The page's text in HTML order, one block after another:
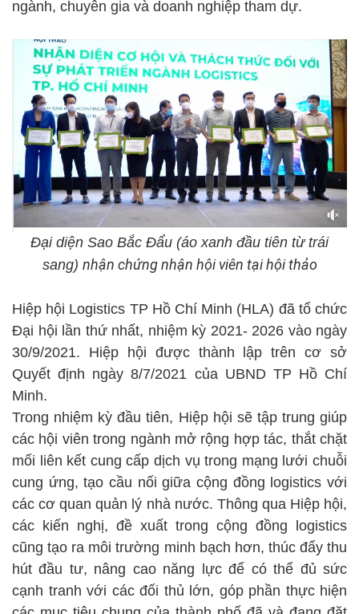
ngành, chuyên gia và doanh nghiệp tham dự.
Đại diện Sao Bắc Đẩu (áo xanh đầu tiên từ trái
sang) nhận chứng nhận hội viên tại hội thảo
Hiệp hội Logistics TP Hồ Chí Minh (HLA) đã tổ chức
Đại hội lần thứ nhất, nhiệm kỳ 2021- 2026 vào ngày
30/9/2021. Hiệp hội được thành lập trên cơ sở
Quyết định ngày 8/7/2021 của UBND TP Hồ Chí
Minh.
Trong nhiệm kỳ đầu tiên, Hiệp hội sẽ tập trung giúp
các hội viên trong ngành mở rộng hợp tác, thắt chặt
mối liên kết cung cấp dịch vụ trong mạng lưới chuỗi
cung ứng, tạo cầu nối giữa cộng đồng logistics với
các cơ quan quản lý nhà nước. Thông qua Hiệp hội,
các kiến nghị, đề xuất trong cộng đồng logistics
cũng tạo ra môi trường minh bạch hơn, thúc đẩy thu
hút đầu tư, nâng cao năng lực để có thể đủ sức
cạnh tranh với các đối thủ lớn, góp phần thực hiện